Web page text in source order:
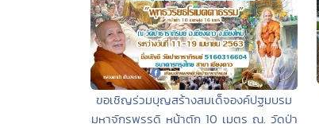
ขอเชิญร่วมบุญสร้างสมเด็จองค์ปฐมบรม
มหาจักรพรรดิ หน้าตัก 10 เมตร ณ. วัดป่า